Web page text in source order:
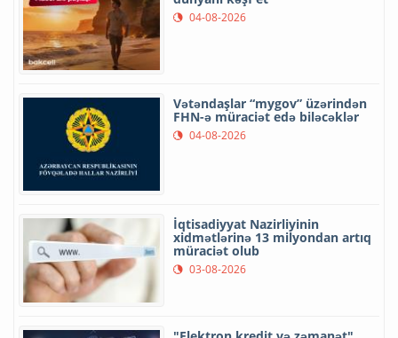
04-08-2026
Vətəndaşlar “mygov” üzərindən
FHN-ə müraciət edə biləcəklər
04-08-2026
İqtisadiyyat Nazirliyinin
xidmətlərinə 13 milyondan artıq
müraciət olub
03-08-2026